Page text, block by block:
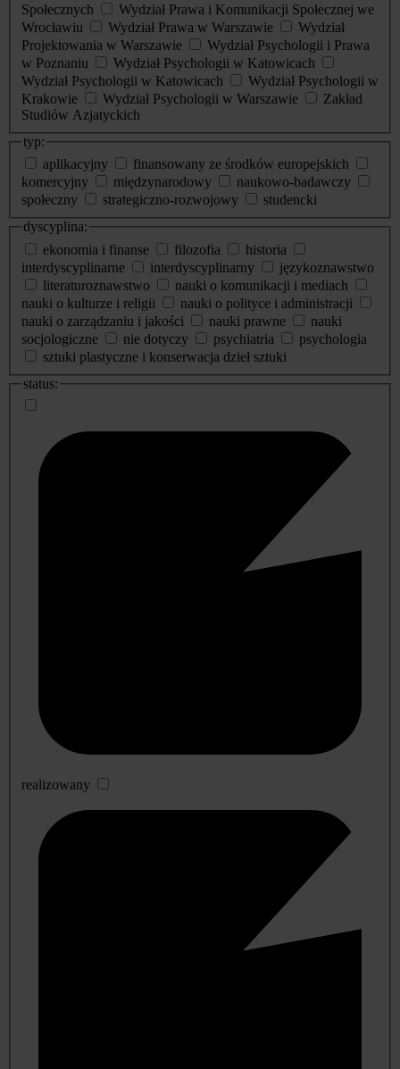
Społecznych
Wydział Prawa i Komunikacji Społecznej we
Wrocławiu
Wydział Prawa w Warszawie
Wydział
Projektowania w Warszawie
Wydział Psychologii i Prawa
w Poznaniu
Wydział Psychologii w Katowicach
Wydział Psychologii w Katowicach
Wydział Psychologii w
Krakowie
Wydział Psychologii w Warszawie
Zakład
Studiów Azjatyckich
typ:
aplikacyjny
finansowany ze środków europejskich
komercyjny
międzynarodowy
naukowo-badawczy
społeczny
strategiczno-rozwojowy
studencki
dyscyplina:
ekonomia i finanse
filozofia
historia
interdyscyplinarne
interdyscyplinarny
językoznawstwo
literaturoznawstwo
nauki o komunikacji i mediach
nauki o kulturze i religii
nauki o polityce i administracji
nauki o zarządzaniu i jakości
nauki prawne
nauki
socjologiczne
nie dotyczy psychiatria
psychologia
sztuki plastyczne i konserwacja dzieł sztuki
status:
realizowany